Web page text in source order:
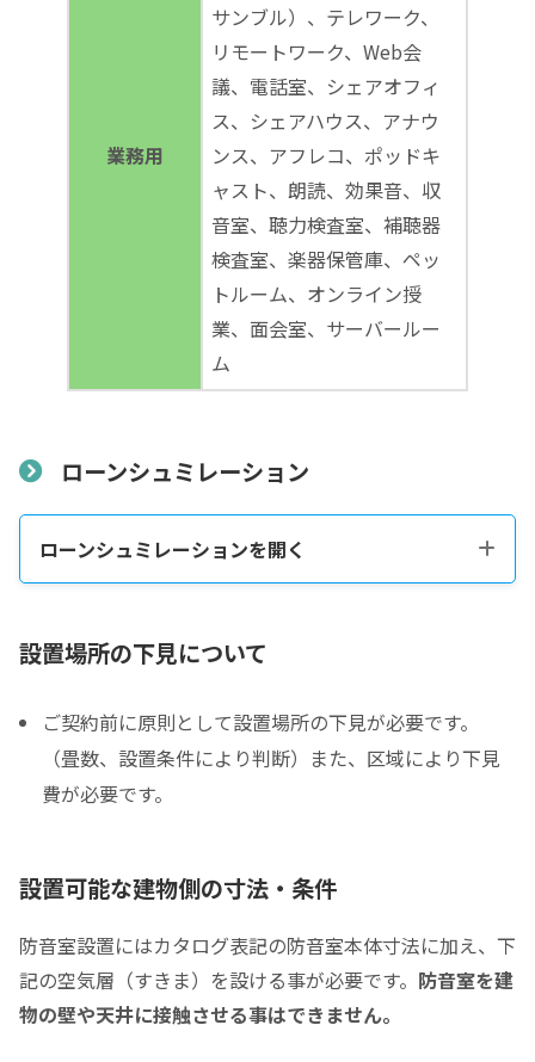
業務用
サンブル）、テレワーク、
リモートワーク、Web会
議、電話室、シェアオフィ
ス、シェアハウス、アナウ
ンス、アフレコ、ポッドキ
ャスト、朗読、効果音、収
音室、聴力検査室、補聴器
検査室、楽器保管庫、ペッ
トルーム、オンライン授
業、面会室、サーバールー
ム
ローンシュミレーション
ローンシュミレーションを開く
税込価格合計*
防音室の税込総額をご確認のうえ入力して下さい ※必須
0 0
クレジットご利用金額
設置場所の下見について
ご契約前に原則として設置場所の下見が必要です。
（畳数、設置条件により判断）また、区域により下見
費が必要です。
設置可能な建物側の寸法・条件
防音室設置にはカタログ表記の防音室本体寸法に加え、下
記の空気層（すきま）を設ける事が必要です。 防音室を建
物の壁や天井に接触させる事はできません。